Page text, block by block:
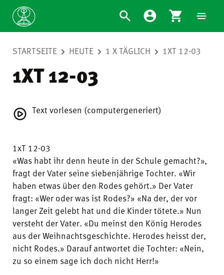
STARTSEITE HEUTE 1 X TÄGLICH 1XT 12-03
1XT 12-03
Text vorlesen (computergeneriert)
1xT 12-03
«Was habt ihr denn heute in der Schule gemacht?»,
fragt der Vater seine siebenjährige Tochter. «Wir
haben etwas über den Rodes gehört.» Der Vater
fragt: «Wer oder was ist Rodes?» «Na der, der vor
langer Zeit gelebt hat und die Kinder tötete.» Nun
versteht der Vater. «Du meinst den König Herodes
aus der Weihnachtsgeschichte. Herodes heisst der,
nicht Rodes.» Darauf antwortet die Tochter: «Nein,
zu so einem sage ich doch nicht Herr!»